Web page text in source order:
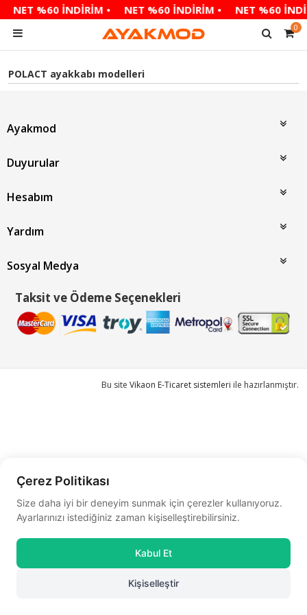
NET %60 İNDİRİM • NET %60 İNDİRİM • NET %60
0
POLACT ayakkabı modelleri
Ayakmod
Duyurular
Hesabım
Yardım
Sosyal Medya
Taksit ve Ödeme Seçenekleri
Bu site Vikaon E-Ticaret sistemleri ile hazırlanmıştır.
Çerez Politikası
Size daha iyi bir deneyim sunmak için çerezler kullanıyoruz.
Ayarlarınızı istediğiniz zaman kişiselleştirebilirsiniz.
Kabul Et
Kişiselleştir